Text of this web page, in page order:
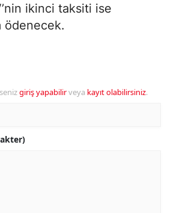
ikinci taksiti ise
ödenecek.
giriş yapabilirveya kayıt olabilirsiniz.